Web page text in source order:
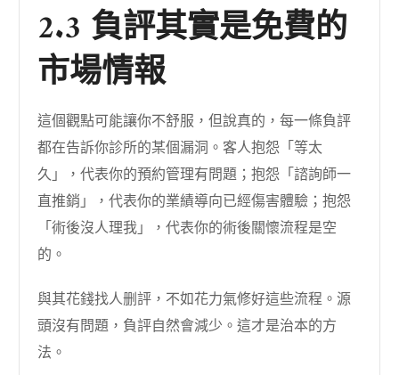
2.3 負評其實是免費的
市場情報
這個觀點可能讓你不舒服，但說真的，每一條負評
都在告訴你診所的某個漏洞。客人抱怨「等太
久」，代表你的預約管理有問題；抱怨「諮詢師一
直推銷」，代表你的業績導向已經傷害體驗；抱怨
「術後沒人理我」，代表你的術後關懷流程是空
的。
與其花錢找人删評，不如花力氣修好這些流程。源
頭沒有問題，負評自然會減少。這才是治本的方
法。